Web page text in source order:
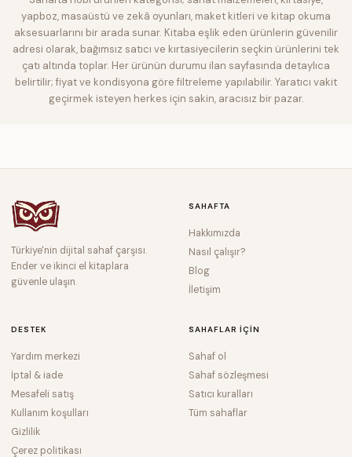
yapboz, masaüstü ve zekâ oyunları, maket kitleri ve kitap okuma
aksesuarlarını bir arada sunar. Kitaba eşlik eden ürünlerin güvenilir
adresi olarak, bağımsız satıcı ve kırtasiyecilerin seçkin ürünlerini tek
çatı altında toplar. Her ürünün durumu ilan sayfasında detaylıca
belirtilir; fiyat ve kondisyona göre filtreleme yapılabilir. Yaratıcı vakit
geçirmek isteyen herkes için sakin, aracısız bir pazar.
Türkiye'nin dijital sahaf çarşısı.
Ender ve ikinci el kitaplara
güvenle ulaşın.
SAHAFTA
Hakkımızda
Nasıl çalışır?
Blog
İletişim
DESTEK
Yardım merkezi
İptal & iade
Mesafeli satış
Kullanım koşulları
Gizlilik
Çerez politikası
SAHAFLAR IÇIN
Sahaf ol
Sahaf sözleşmesi
Satıcı kuralları
Tüm sahaflar